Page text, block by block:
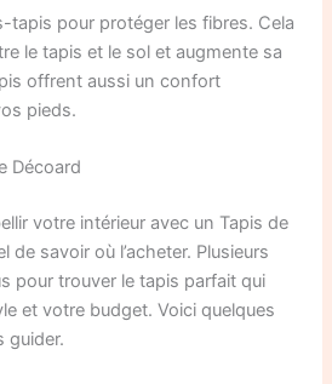
tapis pour protéger les fibres. Cela
le tapis et le sol et augmente sa
offrent aussi un confort
pieds.
Décoard
votre intérieur avec un Tapis de
de savoir où l’acheter. Plusieurs
pour trouver le tapis parfait qui
et votre budget. Voici quelques
guider.